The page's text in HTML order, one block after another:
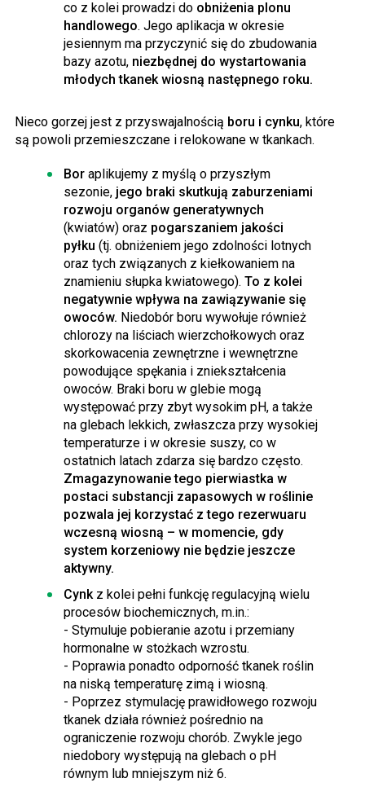
co z kolei prowadzi do obniżenia plonu
handlowego. Jego aplikacja w okresie
jesiennym ma przyczynić się do zbudowania
bazy azotu, niezbędnej do wystartowania
młodych tkanek wiosną następnego roku.
Nieco gorzej jest z przyswajalnością boru i cynku, które
są powoli przemieszczane i relokowane w tkankach.
Bor aplikujemy z myślą o przyszłym
sezonie, jego braki skutkują zaburzeniami
rozwoju organów generatywnych
(kwiatów) oraz pogarszaniem jakości
pyłku (tj. obniżeniem jego zdolności lotnych
oraz tych związanych z kiełkowaniem na
znamieniu słupka kwiatowego). To z kolei
negatywnie wpływa na zawiązywanie się
owoców. Niedobór boru wywołuje również
chlorozy na liściach wierzchołkowych oraz
skorkowacenia zewnętrzne i wewnętrzne
powodujące spękania i zniekształcenia
owoców. Braki boru w glebie mogą
występować przy zbyt wysokim pH, a także
na glebach lekkich, zwłaszcza przy wysokiej
temperaturze i w okresie suszy, co w
ostatnich latach zdarza się bardzo często.
Zmagazynowanie tego pierwiastka w
postaci substancji zapasowych w roślinie
pozwala jej korzystać z tego rezerwuaru
wczesną wiosną – w momencie, gdy
system korzeniowy nie będzie jeszcze
aktywny.
Cynk z kolei pełni funkcję regulacyjną wielu
procesów biochemicznych, m.in.:
- Stymuluje pobieranie azotu i przemiany
hormonalne w stożkach wzrostu.
- Poprawia ponadto odporność tkanek roślin
na niską temperaturę zimą i wiosną.
- Poprzez stymulację prawidłowego rozwoju
tkanek działa również pośrednio na
ograniczenie rozwoju chorób. Zwykle jego
niedobory występują na glebach o pH
równym lub mniejszym niż 6.